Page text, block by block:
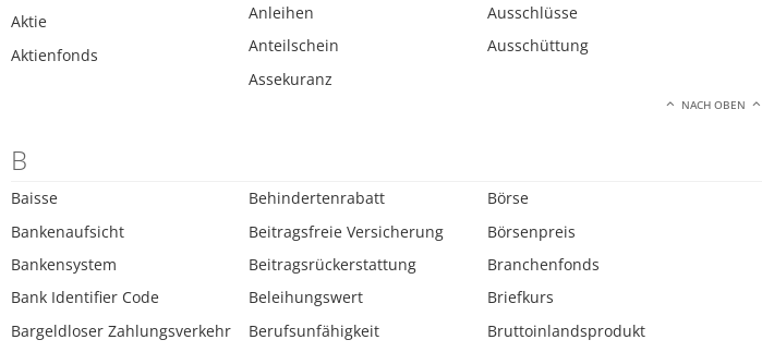
Aktie
Aktienfonds
Anleihen
Anteilschein
Assekuranz
Ausschlüsse
Ausschüttung
NACH OBEN
B
Baisse
Bankenaufsicht
Bankensystem
Bank Identifier Code
Bargeldloser Zahlungsverkehr
Behindertenrabatt
Beitragsfreie Versicherung
Beitragsrückerstattung
Beleihungswert
Berufsunfähigkeit
Börse
Börsenpreis
Branchenfonds
Briefkurs
Bruttoinlandsprodukt